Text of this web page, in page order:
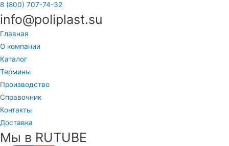
8 (800) 707-74-32
info@poliplast.su
Главная
О компании
Каталог
Термины
Производство
Справочник
Контакты
Доставка
Мы в RUTUBE